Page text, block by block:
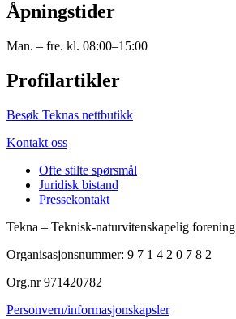
Åpningstider
Man. – fre. kl. 08:00–15:00
Profilartikler
Besøk Teknas nettbutikk
Kontakt oss
Ofte stilte spørsmål
Juridisk bistand
Pressekontakt
Tekna – Teknisk-naturvitenskapelig forening
Organisasjonsnummer: 9 7 1 4 2 0 7 8 2
Org.nr 971420782
Personvern/informasjonskapsler